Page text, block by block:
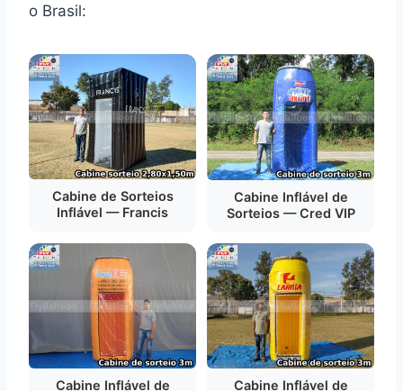
o Brasil:
Cabine de Sorteios
Inflável — Francis
Cabine Inflável de
Sorteios — Cred VIP
Cabine Inflável de
Cabine Inflável de